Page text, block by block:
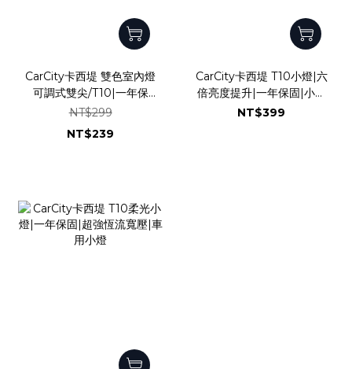
CarCity卡西堤 雙色室內燈
可調式雙尖/T10|一年保
固|28~41全通用|1860大
功率芯片|智能恆流驅動|台
灣專利產品
NT$299
NT$239
CarCity卡西堤 T10小燈|六
倍亮度提升|一年保固|小體
積高亮度|18+1芯
NT$399